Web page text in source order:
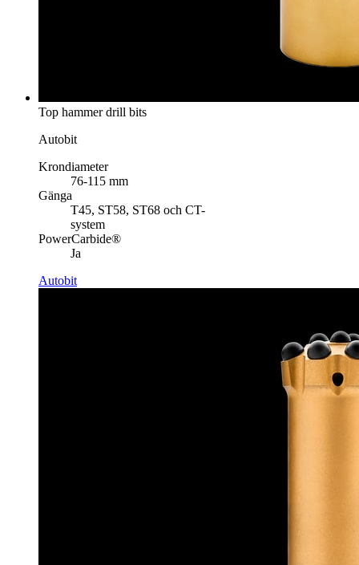
Top hammer drill bits
Autobit
Krondiameter
76-115 mm
Gänga
T45, ST58, ST68 och CT-
system
PowerCarbide®
Ja
Autobit